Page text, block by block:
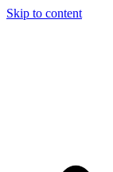
Skip to content